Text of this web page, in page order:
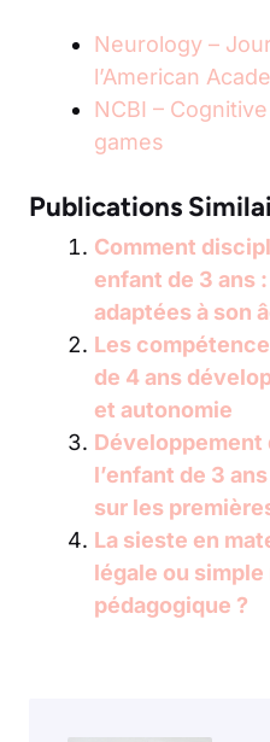
Neurology –
l’American
NCBI –
games
Publications
Comment
enfant de 3 ans
adaptées à son
Les
de 4 ans
et autonomie
Développement
l’enfant de 3
sur les
La sieste en
légale ou
pédagogique ?